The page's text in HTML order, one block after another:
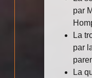
par
La
par
La